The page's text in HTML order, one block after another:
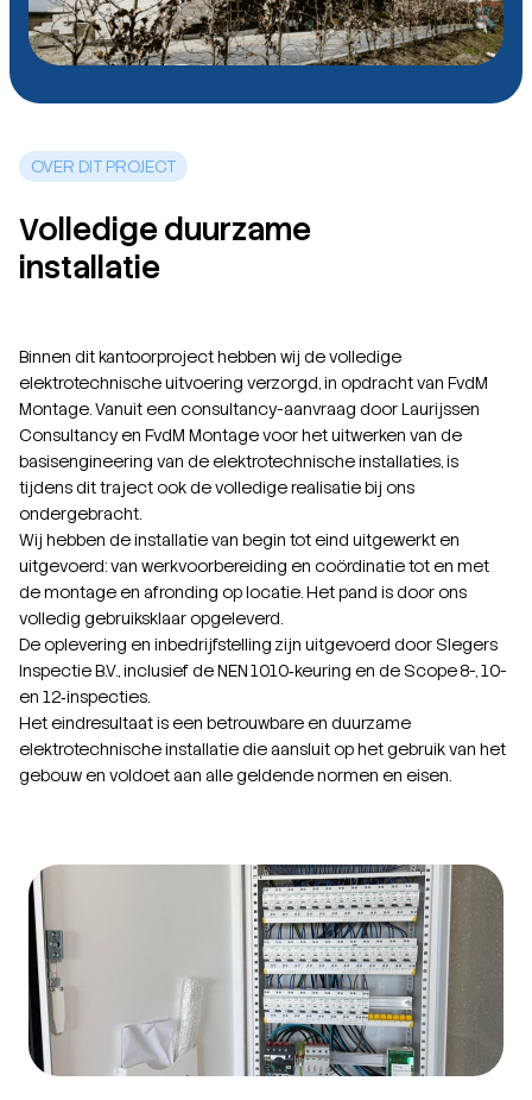
OVER DIT PROJECT
Volledige duurzame
installatie
Binnen dit kantoorproject hebben wij de volledige
elektrotechnische uitvoering verzorgd, in opdracht van FvdM
Montage. Vanuit een consultancy-aanvraag door Laurijssen
Consultancy en FvdM Montage voor het uitwerken van de
basisengineering van de elektrotechnische installaties, is
tijdens dit traject ook de volledige realisatie bij ons
ondergebracht.
Wij hebben de installatie van begin tot eind uitgewerkt en
uitgevoerd: van werkvoorbereiding en coördinatie tot en met
de montage en afronding op locatie. Het pand is door ons
volledig gebruiksklaar opgeleverd.
De oplevering en inbedrijfstelling zijn uitgevoerd door Slegers
Inspectie B.V., inclusief de NEN 1010‑keuring en de Scope 8-, 10-
en 12‑inspecties.
Het eindresultaat is een betrouwbare en duurzame
elektrotechnische installatie die aansluit op het gebruik van het
gebouw en voldoet aan alle geldende normen en eisen.